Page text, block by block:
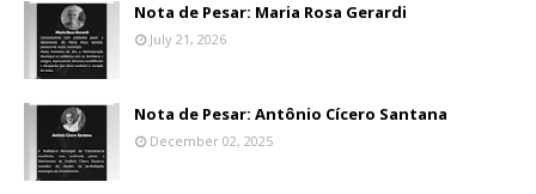
Nota de Pesar: Maria Rosa Gerardi
July 21, 2026
Nota de Pesar: Antônio Cícero Santana
December 02, 2025